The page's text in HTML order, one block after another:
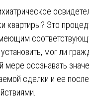
квартиры? Это
мог ли
мере осознавать
сделки и ее